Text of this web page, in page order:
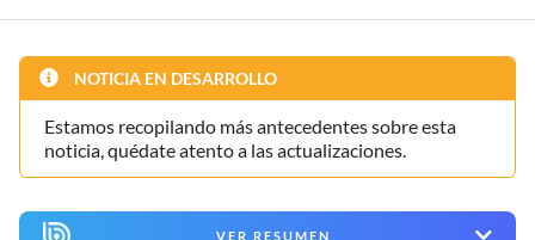
NOTICIA EN DESARROLLO
Estamos recopilando más antecedentes sobre esta
noticia, quédate atento a las actualizaciones.
VER RESUMEN